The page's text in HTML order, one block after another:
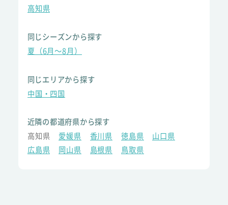
高知県
同じシーズンから探す
夏（6月～8月）
同じエリアから探す
中国・四国
近隣の都道府県から探す
高知県
愛媛県 香川県 徳島県
山口県
広島県
岡山県 島根県 鳥取県